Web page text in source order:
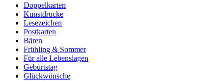
Doppelkarten
Kunstdrucke
Lesezeichen
Postkarten
Bären
Frühling & Sommer
Für alle Lebenslagen
Geburtstag
Glückwünsche